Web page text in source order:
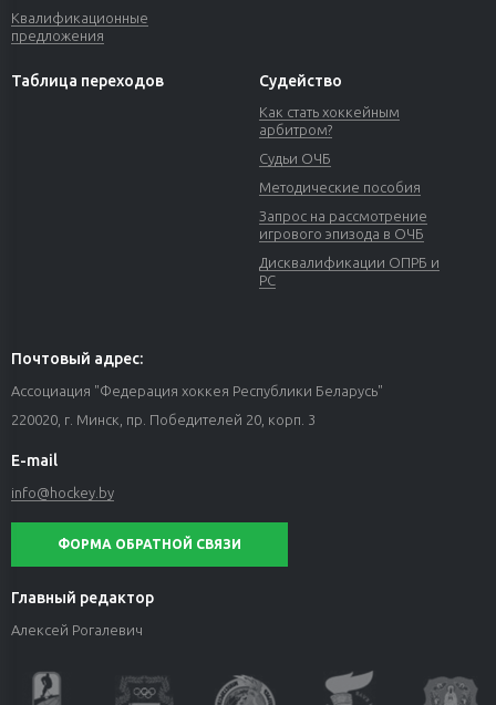
Квалификационные
предложения
Таблица переходов Судейство
Как стать хоккейным
арбитром?
Судьи ОЧБ
Методические пособия
Запрос на рассмотрение
игрового эпизода в ОЧБ
Дисквалификации ОПРБ и
РС
Почтовый адрес:
Ассоциация "Федерация хоккея Республики Беларусь"
220020, г. Минск, пр. Победителей 20, корп. 3
E-mail
info@hockey.by
ФОРМА ОБРАТНОЙ СВЯЗИ
Главный редактор
Алексей Рогалевич